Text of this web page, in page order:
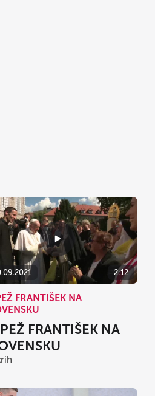
2:12
FRANTIŠEK NA
FRANTIŠEK NA